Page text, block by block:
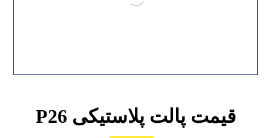
قیمت پالت پلاستیکی P26